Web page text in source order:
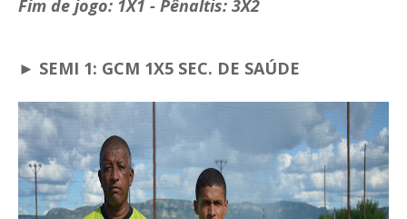
Fim de jogo: 1X1 - Pênaltis: 3X2
► SEMI 1: GCM 1X5 SEC. DE SAÚDE